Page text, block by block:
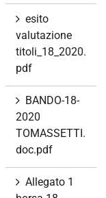
esito
valutazione
titoli_18_2020.
pdf
BANDO-18-
2020
TOMASSETTI.
doc.pdf
Allegato 1